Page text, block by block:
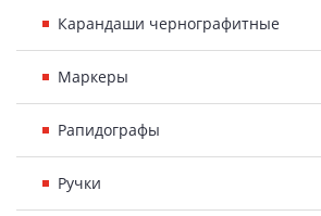
Карандаши чернографитные
Маркеры
Рапидографы
Ручки